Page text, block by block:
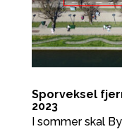
Sporveksel
2023
I sommer skal